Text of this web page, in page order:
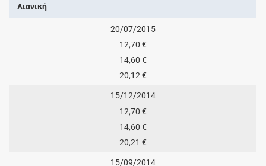
Λιανική
20/07/2015
12,70 €
14,60 €
20,12 €
15/12/2014
12,70 €
14,60 €
20,21 €
15/09/2014